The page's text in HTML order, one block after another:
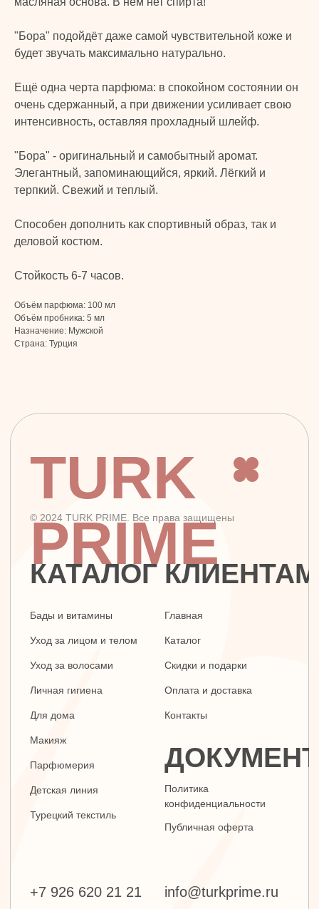
"Бора" подойдёт даже самой чувствительной коже и
будет звучать максимально натурально.
Ещё одна черта парфюма: в спокойном состоянии он
очень сдержанный, а при движении усиливает свою
интенсивность, оставляя прохладный шлейф.
"Бора" - оригинальный и самобытный аромат.
Элегантный, запоминающийся, яркий. Лёгкий и
терпкий. Свежий и теплый.
Способен дополнить как спортивный образ, так и
деловой костюм.
Стойкость 6-7 часов.
Объём парфюма: 100 мл
Объём пробника: 5 мл
Назначение: Мужской
Страна: Турция
Бады и витамины
Уход за волосами
конфиденциальности
Скидки и подарки
Макияж
Детская линия
«Золото», офис 4А12, м. Электрозаводская
КАТАЛОГ КЛИЕНТАМ
ДОКУМЕНТЫ